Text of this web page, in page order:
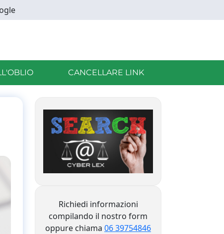
CANCELLARE LINK
Richiedi informazioni
compilando il nostro form
oppure chiama 06 39754846